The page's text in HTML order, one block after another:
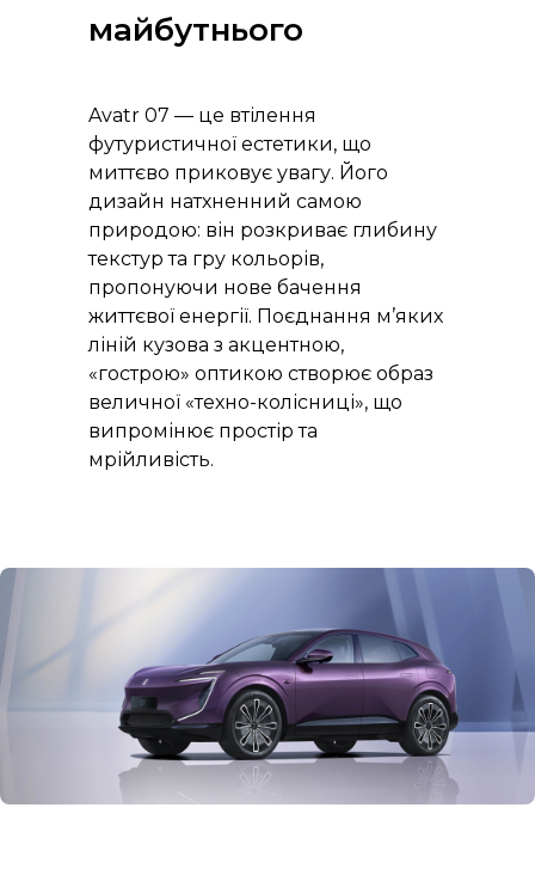
майбутнього
Avatr 07 — це втілення
футуристичної естетики, що
миттєво приковує увагу. Його
дизайн натхненний самою
природою: він розкриває глибину
текстур та гру кольорів,
пропонуючи нове бачення
життєвої енергії. Поєднання м’яких
ліній кузова з акцентною,
«гострою» оптикою створює образ
величної «техно-колісниці», що
випромінює простір та
мрійливість.